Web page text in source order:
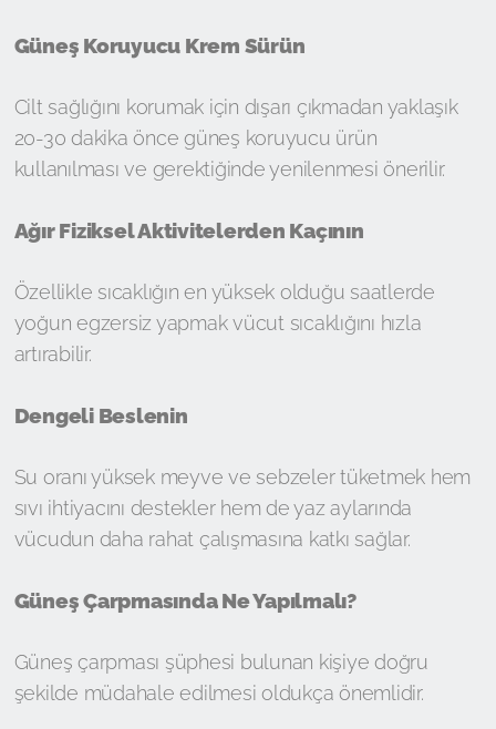
Güneş Koruyucu Krem Sürün
Cilt sağlığını korumak için dışarı çıkmadan yaklaşık
20-30 dakika önce güneş koruyucu ürün
kullanılması ve gerektiğinde yenilenmesi önerilir.
Ağır Fiziksel Aktivitelerden Kaçının
Özellikle sıcaklığın en yüksek olduğu saatlerde
yoğun egzersiz yapmak vücut sıcaklığını hızla
artırabilir.
Dengeli Beslenin
Su oranı yüksek meyve ve sebzeler tüketmek hem
sıvı ihtiyacını destekler hem de yaz aylarında
vücudun daha rahat çalışmasına katkı sağlar.
Güneş Çarpmasında Ne Yapılmalı?
Güneş çarpması şüphesi bulunan kişiye doğru
şekilde müdahale edilmesi oldukça önemlidir.